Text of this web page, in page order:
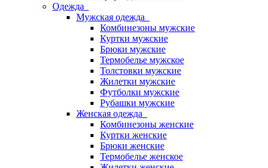
Одежда
Мужская одежда
Комбинезоны мужские
Куртки мужские
Брюки мужские
Термобелье мужское
Толстовки мужские
Жилетки мужские
Футболки мужские
Рубашки мужские
Женская одежда
Комбинезоны женские
Куртки женские
Брюки женские
Термобелье женское